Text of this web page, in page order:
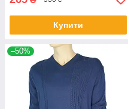
Купити
–50%